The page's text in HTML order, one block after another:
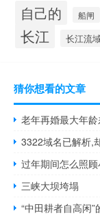
自己的 船闸
长江 长江流
猜你想看的文章
老年再婚最大年
3322域名已解析,
过年期间怎么照
三峡大坝垮塌
“中田耕者自高闲”